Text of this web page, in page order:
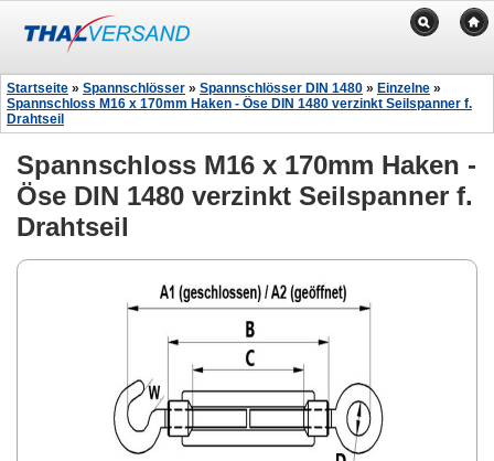
Startseite » Spannschlösser » Spannschlösser DIN 1480 » Einzelne »
Spannschloss M16 x 170mm Haken - Öse DIN 1480 verzinkt Seilspanner f.
Drahtseil
Spannschloss M16 x 170mm Haken -
Öse DIN 1480 verzinkt Seilspanner f.
Drahtseil